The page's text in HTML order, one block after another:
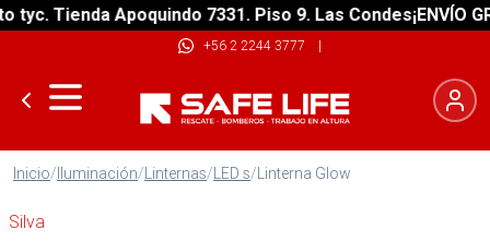
Tienda Apoquindo 7331. Piso 9. Las Condes¡ENVÍO
+56 2 2244 3777 |
Inicio/Iluminación/Linternas/LED s/Linterna Glow
Silva